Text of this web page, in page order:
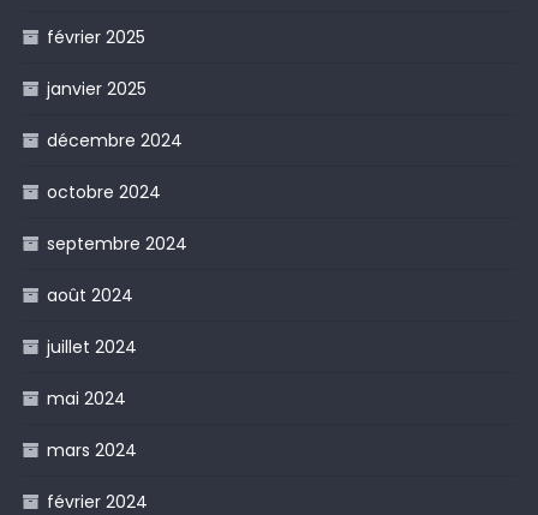
février 2025
janvier 2025
décembre 2024
octobre 2024
septembre 2024
août 2024
juillet 2024
mai 2024
mars 2024
février 2024